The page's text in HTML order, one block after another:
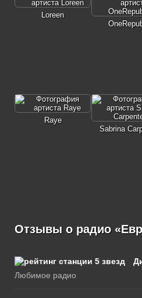
Loreen
Raye
Sabrina
Отзывы о радио
Любимое радио